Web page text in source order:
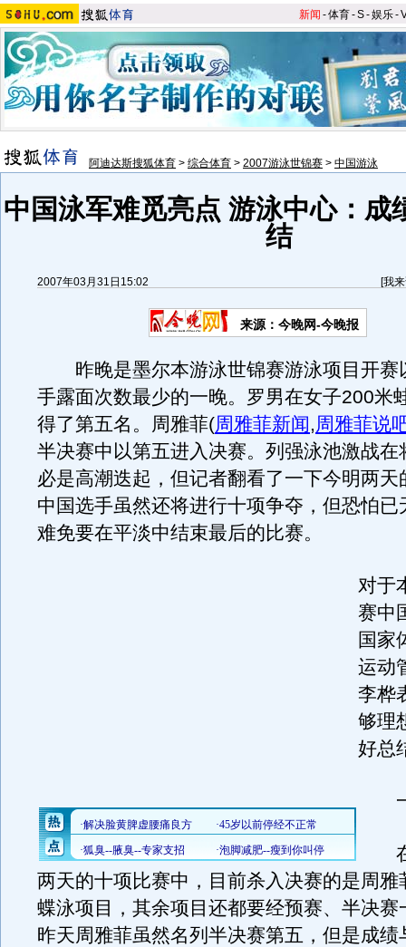
新闻 -体育-S-娱乐-
阿迪达斯搜狐体育 > 综合体育 > 2007游泳世锦赛 > 中国游泳
中国泳军难觅亮点 游泳中心：成
结
2007年03月31日15:02 [我
来源：今晚网-今晚报
昨晚是墨尔本游泳世锦赛游泳项目开赛
手露面次数最少的一晚。罗男在女子200米
得了第五名。周雅菲(周雅菲新闻,周雅菲说
半决赛中以第五进入决赛。列强泳池激战在
必是高潮迭起，但记者翻看了一下今明两天
中国选手虽然还将进行十项争夺，但恐怕已
难免要在平淡中结束最后的比赛。
对于
赛中
国家
运动
李桦
够理
好总
一
在
两天的十项比赛中，目前杀入决赛的是周雅
蝶泳项目，其余项目还都要经预赛、半决赛
昨天周雅菲虽然名列半决赛第五，但是成绩